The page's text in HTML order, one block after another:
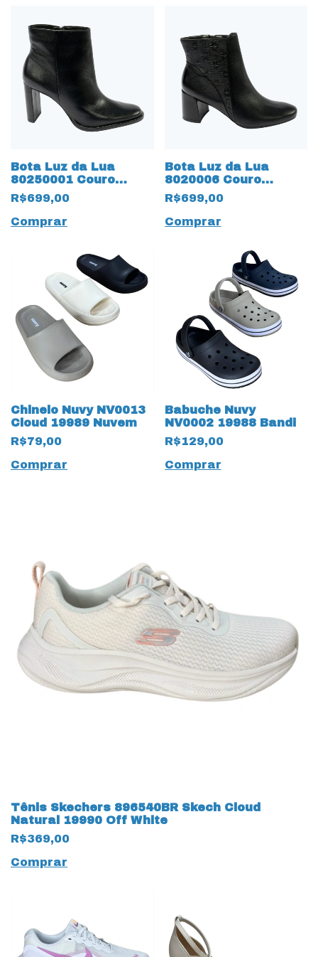
Bota Luz da Lua
80250001 Couro
Natural Saara 15667
Preto
R$699,00
Comprar
Bota Luz da Lua
8020006 Couro
Natural Saara Lunati
15665 Preto
R$699,00
Comprar
Chinelo Nuvy NV0013
Cloud 19989 Nuvem
R$79,00
Comprar
Babuche Nuvy
NV0002 19988 Bandi
R$129,00
Comprar
Tênis Skechers 896540BR Skech Cloud
Natural 19990 Off White
R$369,00
Comprar